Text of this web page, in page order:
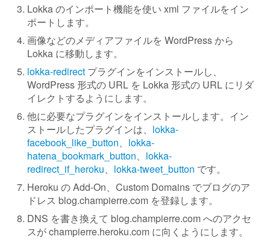
Lokka のインポート機能を使い xml ファイルをイン
ポートします。
画像などのメディアファイルを WordPress から
Lokka に移動します。
lokka-redirect プラグインをインストールし、
WordPress 形式の URL を Lokka 形式の URL にリダ
イレクトするようにします。
他に必要なプラグインをインストールします。イン
ストールしたプラグインは、 lokka-
facebook_like_button、 lokka-
hatena_bookmark_button、 lokka-
redirect_if_heroku、 lokka-tweet_button です。
Heroku の Add-On、Custom Domains でブログのア
ドレス blog.champierre.com を登録します。
DNS を書き換えて blog.champierre.com へのアクセ
スが champierre.heroku.com に向くようにします。